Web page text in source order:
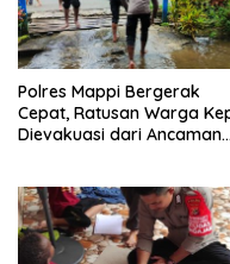
Polres Mappi Bergerak
Cepat, Ratusan Warga
Dievakuasi dari Ancaman